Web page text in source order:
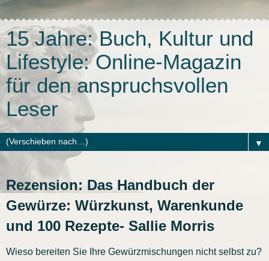
15 Jahre: Buch, Kultur und
Lifestyle: Online-Magazin
für den anspruchsvollen
Leser
▼
Rezension: Das Handbuch der
Gewürze: Würzkunst, Warenkunde
und 100 Rezepte- Sallie Morris
Wieso bereiten Sie Ihre Gewürzmischungen nicht selbst zu?